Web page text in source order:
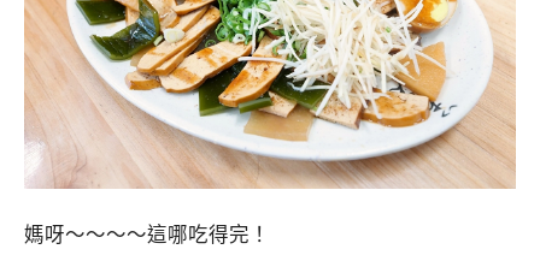
媽呀～～～～這哪吃得完！